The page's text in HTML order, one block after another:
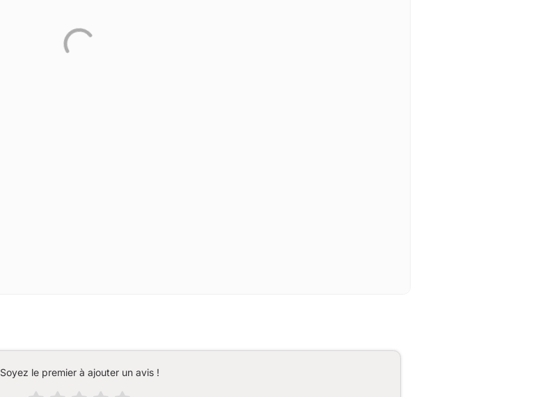
Soyez le premier à ajouter un avis !